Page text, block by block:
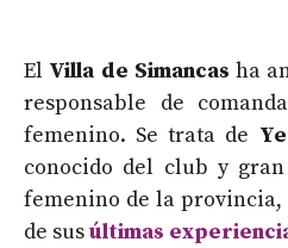
El Villa de Simancas ha
responsable de
femenino. Se trata de
conocido del club y
femenino de la provincia,
de susúltimas